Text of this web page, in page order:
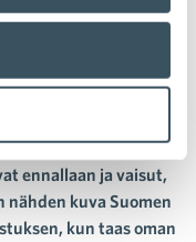
–
parani
heikkona. Odotukset
ennallaan ja vaisut,
nähden kuva Suomen
kun taas oman